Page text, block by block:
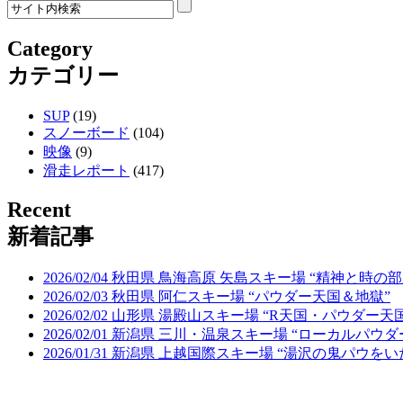
Category
カテゴリー
SUP(19)
スノーボード (104)
映像 (9)
滑走レポート (417)
Recent
新着記事
2026/02/04 秋田県 鳥海高原 矢島スキー場 “精神と時の
2026/02/03 秋田県 阿仁スキー場 “パウダー天国＆地獄”
2026/02/02 山形県 湯殿山スキー場 “R天国・パウダー天
2026/02/01 新潟県 三川・温泉スキー場 “ローカルパウダ
2026/01/31 新潟県 上越国際スキー場 “湯沢の鬼パウをい